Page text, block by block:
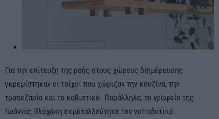
Για την επίτευξη της ροής στους χώρους διημέρευσης
γκρεμίστηκαν οι τοίχοι που χώριζαν την κουζίνα, την
τραπεζαρία και το καθιστικό. Παράλληλα, το γραφείο της
Ιωάννας Βλαχάκη εκμεταλλεύτηκε τον νοτιοδυτικό